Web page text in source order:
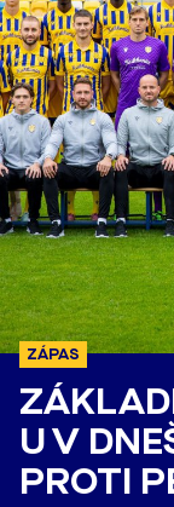
ZÁPAS
U V
PROTI